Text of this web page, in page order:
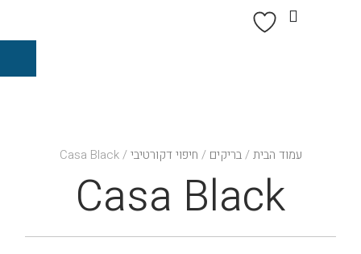
עמוד הבית/בריקים / חיפוי דקורטיבי/ Casa Black
Casa Black